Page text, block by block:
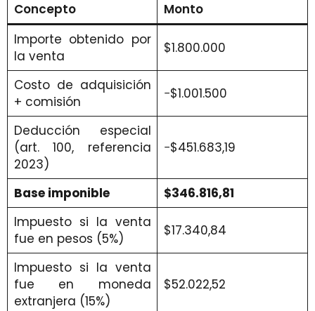
Concepto
Monto
Importe obtenido por
la venta
$1.800.000
Costo de adquisición
+ comisión
−$1.001.500
Deducción especial
(art. 100, referencia
2023)
−$451.683,19
Base imponible
$346.816,81
Impuesto si la venta
fue en pesos (5%)
$17.340,84
Impuesto si la venta
fue en moneda
extranjera (15%)
$52.022,52